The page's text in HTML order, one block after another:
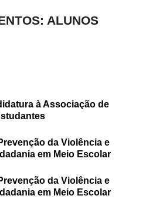
ALUNOS
à Associação de
da Violência e
em Meio Escolar
da Violência e
em Meio Escolar